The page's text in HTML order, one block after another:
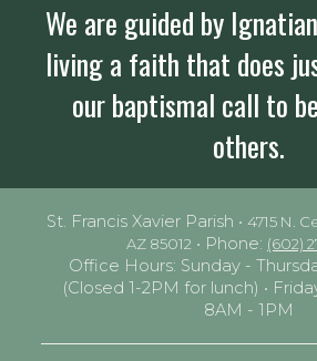
We are guided by
living a faith that does
our baptismal call to
others.
St. Francis Xavier Parish • 4715 N.
AZ 85012 • Phone: (602)
Office Hours: Sunday -
(Closed 1-2PM for lunch) •
8AM - 1PM